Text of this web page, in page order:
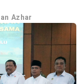
Azhar